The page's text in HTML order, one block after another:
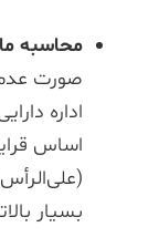
محاسبه
صورت
اداره
اساس
بسیار